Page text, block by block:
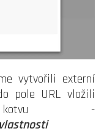
vytvořili externí
pole URL vložili
-